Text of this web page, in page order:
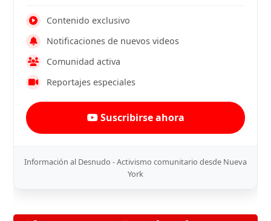
Contenido exclusivo
Notificaciones de nuevos videos
Comunidad activa
Reportajes especiales
Suscribirse ahora
Información al Desnudo - Activismo comunitario desde Nueva
York